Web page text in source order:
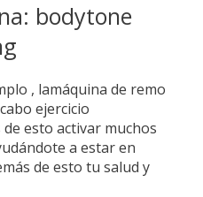
bodytone
, lamáquina de remo
ejercicio
esto activar muchos
a estar en
de esto tu salud y